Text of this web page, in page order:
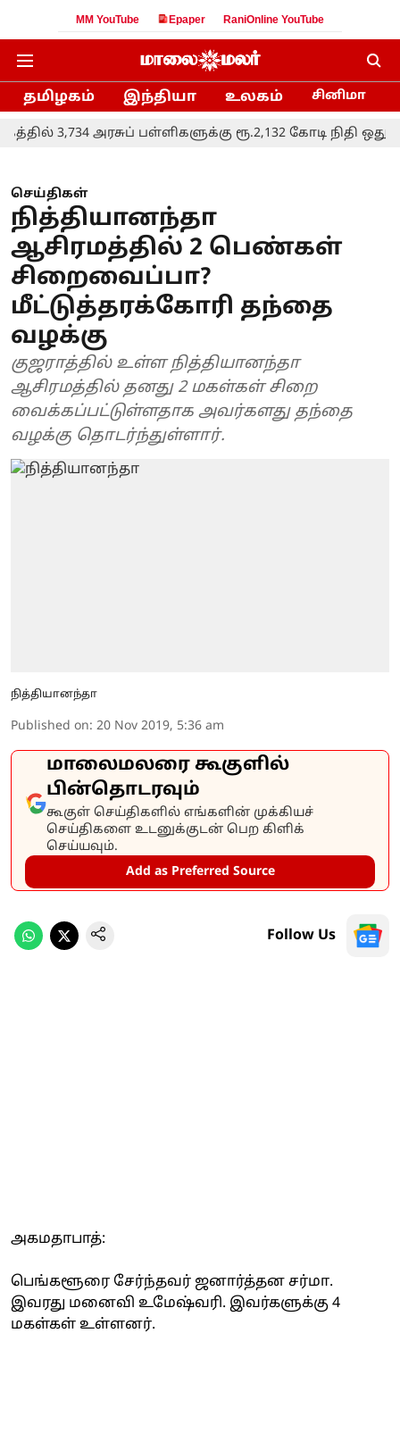
MM YouTube Epaper RaniOnline YouTube
தமிழகம் இந்தியா உலகம் சினிமா
3,734 அரசுப் பள்ளிகளுக்கு ரூ.2,132 கோடி நிதி
செய்திகள்
நித்தியானந்தா
ஆசிரமத்தில் 2 பெண்கள்
சிறைவைப்பா?
மீட்டுத்தரக்கோரி தந்தை
வழக்கு
குஜராத்தில் உள்ள நித்தியானந்தா
ஆசிரமத்தில் தனது 2 மகள்கள் சிறை
வைக்கப்பட்டுள்ளதாக அவர்களது தந்தை
வழக்கு தொடர்ந்துள்ளார்.
நித்தியானந்தா
Published on: 20 Nov 2019, 5:36 am
மாலைமலரை கூகுளில்
பின்தொடரவும்
கூகுள் செய்திகளில் எங்களின் முக்கியச்
செய்திகளை உடனுக்குடன் பெற கிளிக்
செய்யவும்.
Add as Preferred Source
Follow Us
அகமதாபாத்:
பெங்களூரை சேர்ந்தவர் ஜனார்த்தன சர்மா.
இவரது மனைவி உமேஷ்வரி. இவர்களுக்கு 4
மகள்கள் உள்ளனர்.